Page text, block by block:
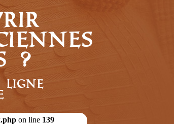
?
ligne
on line 139